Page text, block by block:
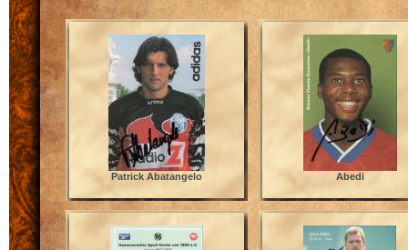
Patrick Abatangelo Abedi